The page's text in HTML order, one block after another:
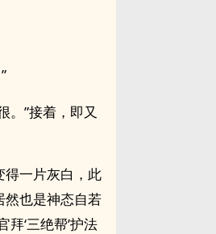
。”接着，即又
得一片灰白，此
然也是神态自若
‘三绝帮’护法